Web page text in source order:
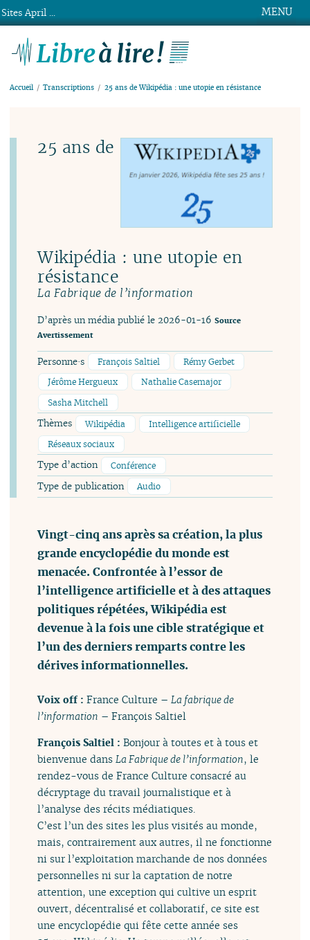
MENU
Accueil Transcriptions 25 ans de Wikipédia : une utopie en résistance
25 ans de
Wikipédia : une utopie en
résistance
La Fabrique de l’information
D’après un média publié le 2026-01-16 Source
Avertissement
Personne·s François Saltiel
Rémy Gerbet
Jérôme Hergueux
Nathalie Casemajor
Sasha Mitchell
Thèmes Wikipédia
Intelligence artificielle
Réseaux sociaux
Type d’action Conférence
Type de publication Audio
Vingt-cinq ans après sa création, la plus
grande encyclopédie du monde est
menacée. Confrontée à l’essor de
l’intelligence artificielle et à des attaques
politiques répétées, Wikipédia est
devenue à la fois une cible stratégique et
l’un des derniers remparts contre les
dérives informationnelles.
Voix off :France Culture –La fabrique de
l’information – François Saltiel
François Saltiel :Bonjour à toutes et à tous et
bienvenue dansLa Fabrique de l’information, le
rendez-vous de France Culture consacré au
décryptage du travail journalistique et à
l’analyse des récits médiatiques.
C’est l’un des sites les plus visités au monde,
mais, contrairement aux autres, il ne fonctionne
ni sur l’exploitation marchande de nos données
personnelles ni sur la captation de notre
attention, une exception qui cultive un esprit
ouvert, décentralisé et collaboratif, ce site est
une encyclopédie qui fête cette année ses
Sites April ...